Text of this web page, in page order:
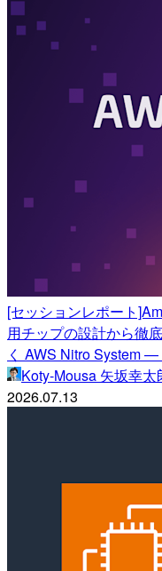
[セッションレポート
用チップの設計から徹
く AWS Nitro System
Koty-Mousa 矢坂幸太
2026.07.13